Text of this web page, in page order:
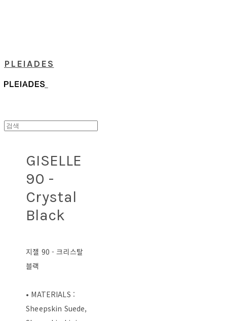
PLEIADES
GISELLE
90 -
Crystal
Black
지젤 90 - 크리스탈
블랙
• MATERIALS :
Sheepskin Suede,